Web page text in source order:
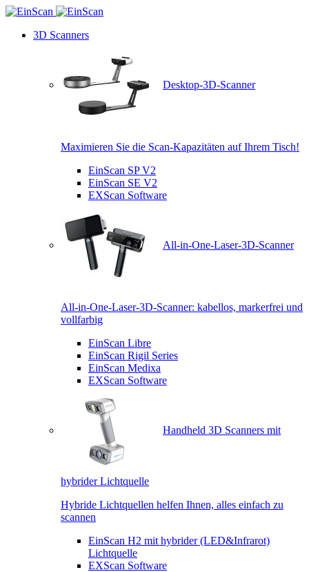
3D Scanners
Desktop-3D-Scanner
Maximieren Sie die Scan-Kapazitäten auf Ihrem Tisch!
EinScan SP V2
EinScan SE V2
EXScan Software
All-in-One-Laser-3D-Scanner
All-in-One-Laser-3D-Scanner: kabellos, markerfrei und
vollfarbig
EinScan Libre
EinScan Rigil Series
EinScan Medixa
EXScan Software
Handheld 3D Scanners mit
hybrider Lichtquelle
Hybride Lichtquellen helfen Ihnen, alles einfach zu
scannen
EinScan H2 mit hybrider (LED&Infrarot)
Lichtquelle
EXScan Software